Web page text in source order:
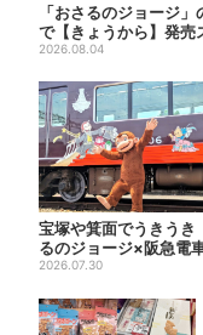
「おさるのジョージ
で【きょうから】発売
2026.08.04
宝塚や箕面でうきうき
るのジョージ×阪急電
露目！マルーンの制服
2026.07.30